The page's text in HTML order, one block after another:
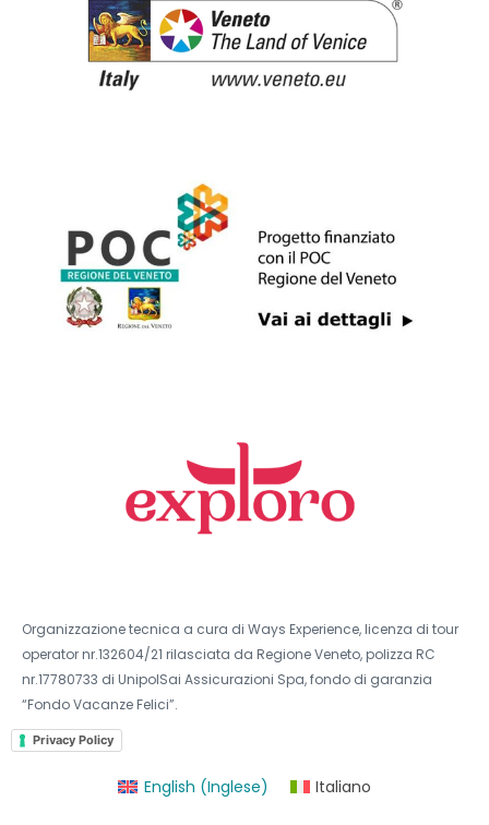
Organizzazione tecnica a cura di Ways Experience, licenza di tour
operator nr.132604/21 rilasciata da Regione Veneto, polizza RC
nr.17780733 di UnipolSai Assicurazioni Spa, fondo di garanzia
“Fondo Vacanze Felici”.
Privacy Policy
English (Inglese) Italiano